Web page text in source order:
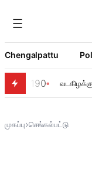
Chengalpattu
190
முகப்பு›செங்கல்பட்டு